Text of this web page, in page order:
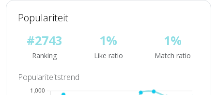
Populariteit
#2743
Ranking
1%
Like ratio
1%
Match ratio
Populariteitstrend